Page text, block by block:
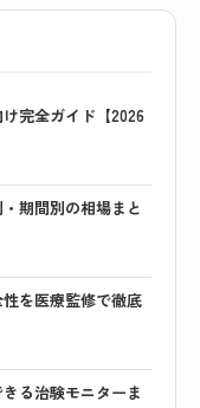
完全ガイド【2026
期間別の相場まと
性を医療監修で徹底
る治験モニターま